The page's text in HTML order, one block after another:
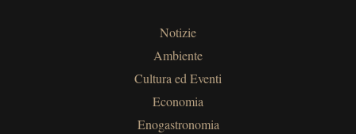
Notizie
Ambiente
Cultura ed Eventi
Economia
Enogastronomia